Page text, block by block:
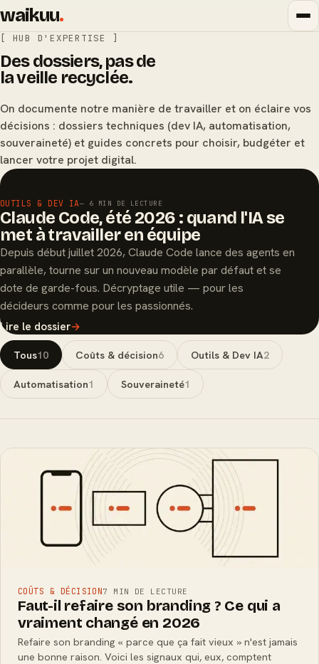
waikuu.
[ HUB D'EXPERTISE ]
Des dossiers, pas de
la veille recyclée.
On documente notre manière de travailler et on éclaire vos
décisions : dossiers techniques (dev IA, automatisation,
souveraineté) et guides concrets pour choisir, budgéter et
lancer votre projet digital.
OUTILS & DEV IA— 6 MIN DE LECTURE
Claude Code, été 2026 : quand l'IA se
met à travailler en équipe
Depuis début juillet 2026, Claude Code lance des agents en
parallèle, tourne sur un nouveau modèle par défaut et se
dote de garde-fous. Décryptage utile — pour les
décideurs comme pour les passionnés.
Lire le dossier→
Tous10 Coûts & décision6 Outils & Dev IA2
Automatisation1 Souveraineté1
COÛTS & DÉCISION7 MIN DE LECTURE
Faut-il refaire son branding ? Ce qui a
vraiment changé en 2026
Refaire son branding « parce que ça fait vieux » n'est jamais
une bonne raison. Voici les signaux qui, eux, comptent